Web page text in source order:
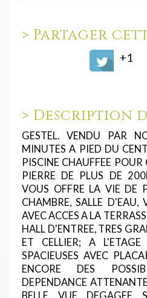
> Partager
+1
> Description
GESTEL. VENDU PAR
MINUTES A PIED DU
PISCINE CHAUFFEE
PIERRE DE PLUS DE
VOUS OFFRE LA VIE DE
CHAMBRE, SALLE D'EAU,
AVEC ACCES A LA
HALL D'ENTREE, TRES
ET CELLIER; A
SPACIEUSES AVEC
ENCORE DES
DEPENDANCE
BELLE VUE DEGAGEE